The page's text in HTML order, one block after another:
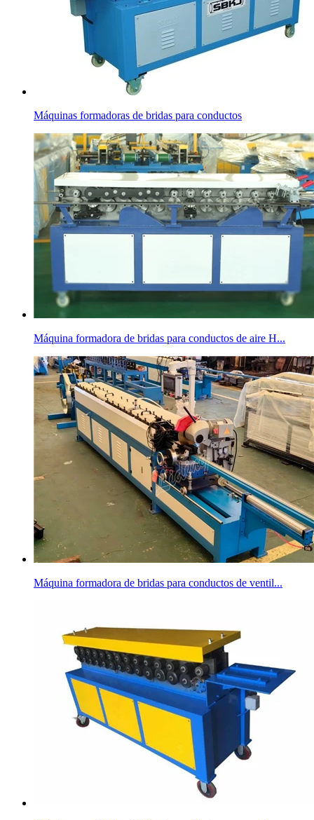
Máquinas formadoras de bridas para conductos
Máquina formadora de bridas para conductos de aire H...
Máquina formadora de bridas para conductos de ventil...